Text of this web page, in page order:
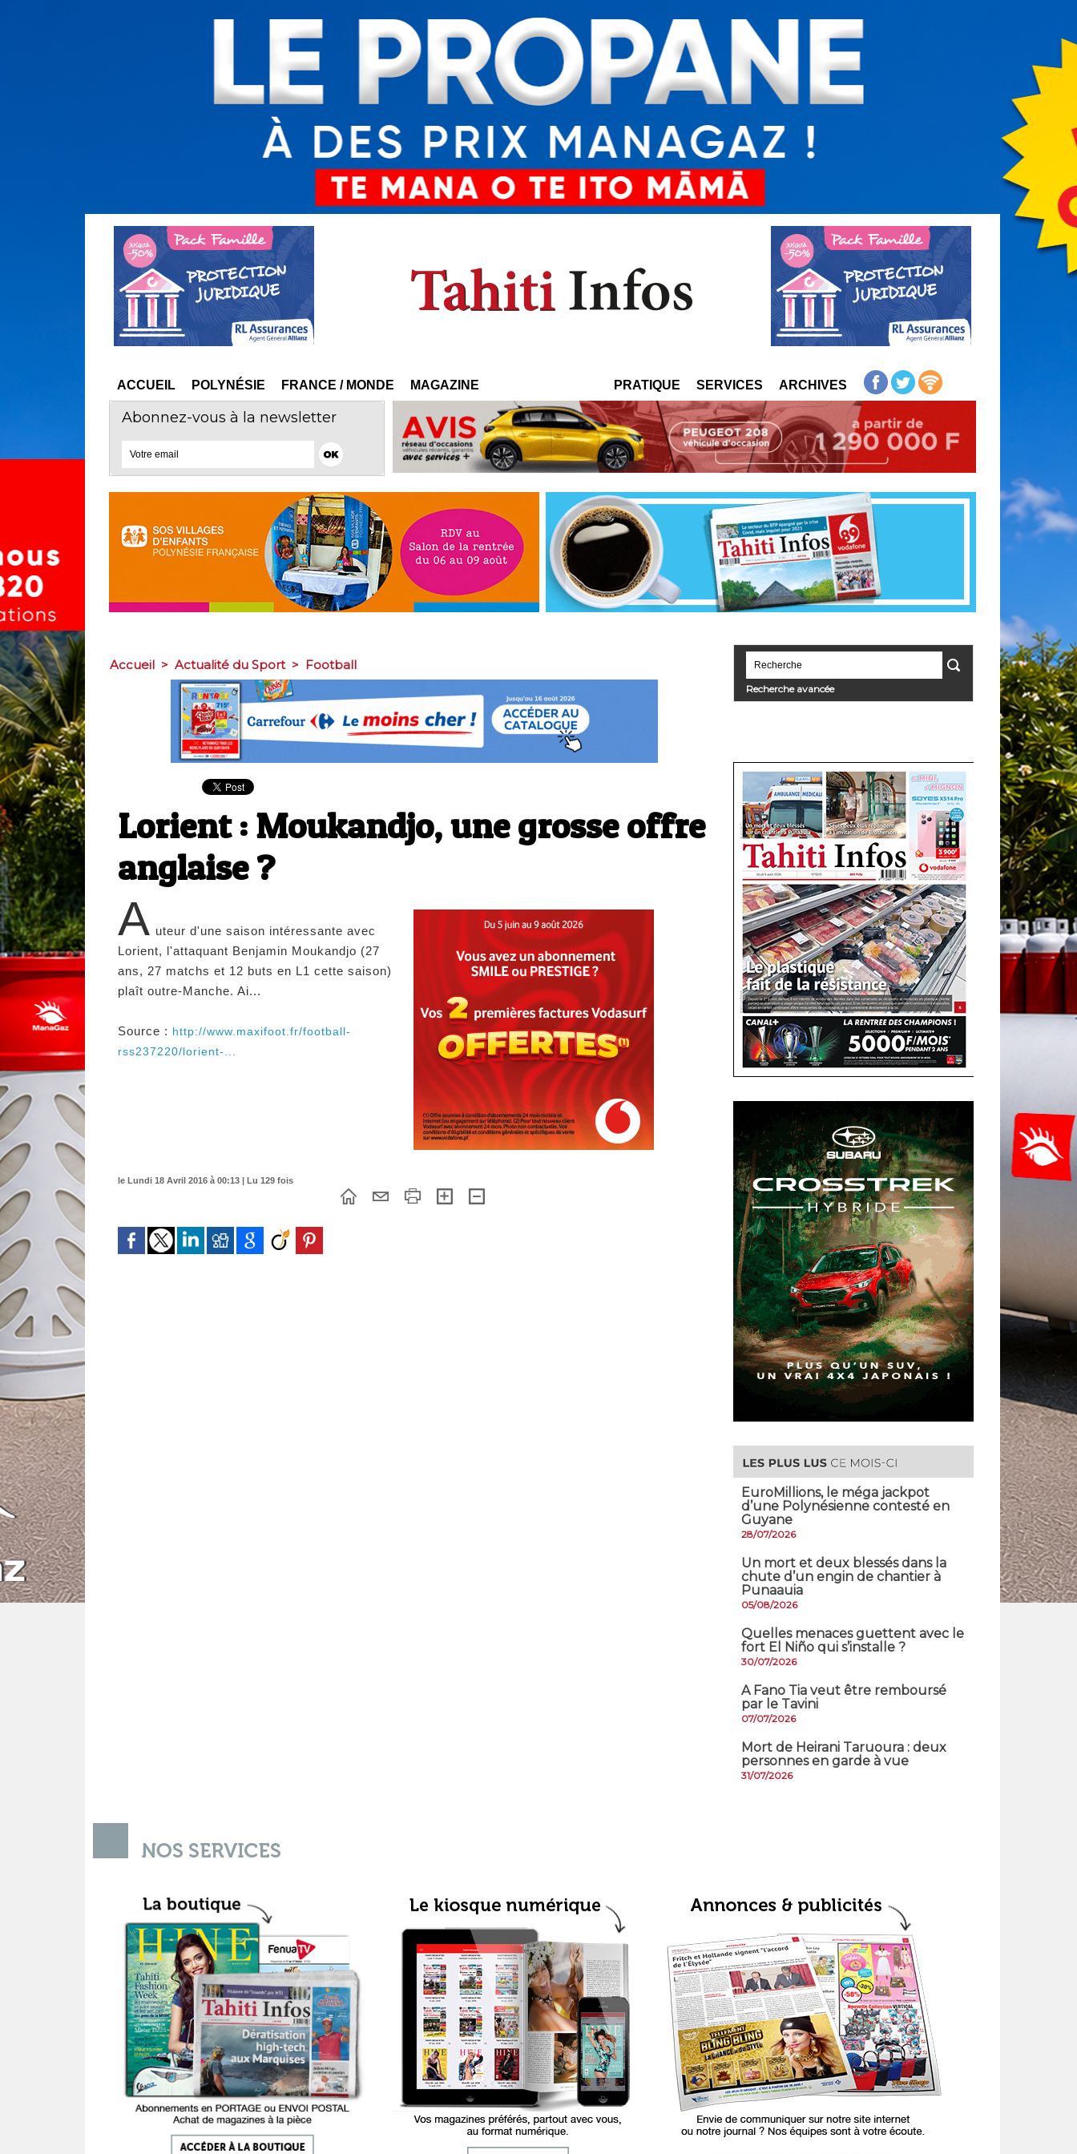
ACCUEIL POLYNÉSIE FRANCE / MONDE MAGAZINE PRATIQUE SERVICES ARCHIVES
Abonnez-vous à la newsletter
Accueil > Actualité du Sport > Football
Lorient : Moukandjo, une grosse offre
anglaise ?
A uteur d'une saison intéressante avec
Lorient, l'attaquant Benjamin Moukandjo (27
ans, 27 matchs et 12 buts en L1 cette saison)
plaît outre-Manche. Ai...
Source : http://www.maxifoot.fr/football-
rss237220/lorient-...
le Lundi 18 Avril 2016 à 00:13 | Lu 129 fois
Recherche avancée
EuroMillions, ​le méga jackpot
d’une Polynésienne contesté en
Guyane
28/07/2026
​Un mort et deux blessés dans la
chute d’un engin de chantier à
Punaauia
05/08/2026
Quelles menaces guettent avec le
fort El Niño qui s’installe ?
30/07/2026
A Fano Tia veut être remboursé
par le Tavini
07/07/2026
Mort de Heirani Taruoura : deux
personnes en garde à vue
31/07/2026